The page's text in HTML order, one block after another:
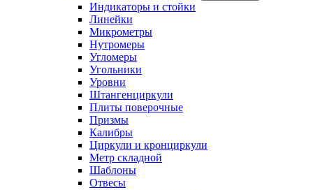
Индикаторы и стойки
Линейки
Микрометры
Нутромеры
Угломеры
Угольники
Уровни
Штангенциркули
Плиты поверочные
Призмы
Калибры
Циркули и кронциркули
Метр складной
Шаблоны
Отвесы